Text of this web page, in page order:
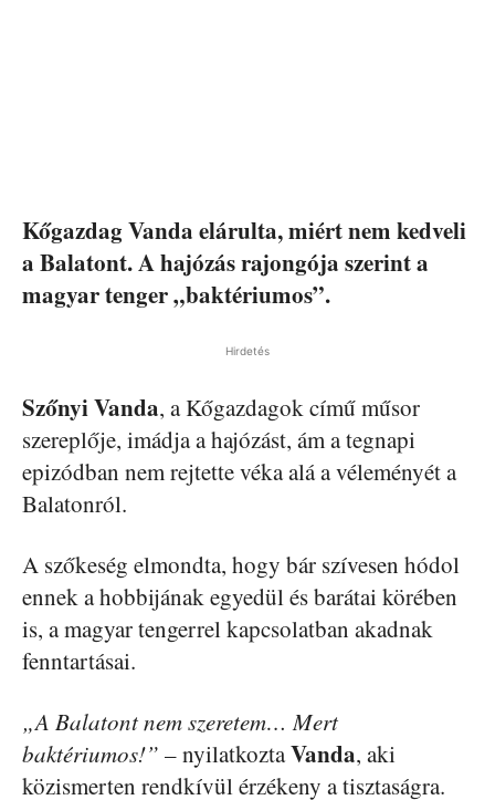
Kőgazdag Vanda elárulta, miért nem kedveli
a Balatont. A hajózás rajongója szerint a
magyar tenger „baktériumos”.
Hirdetés
Szőnyi Vanda, a Kőgazdagok című műsor
szereplője, imádja a hajózást, ám a tegnapi
epizódban nem rejtette véka alá a véleményét a
Balatonról.
A szőkeség elmondta, hogy bár szívesen hódol
ennek a hobbijának egyedül és barátai körében
is, a magyar tengerrel kapcsolatban akadnak
fenntartásai.
„A Balatont nem szeretem… Mert
baktériumos!” – nyilatkoztaVanda, aki
közismerten rendkívül érzékeny a tisztaságra.